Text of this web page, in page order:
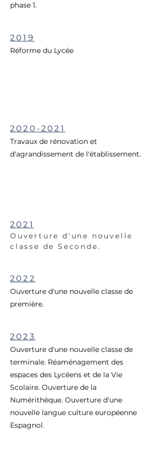
phase 1.
2019
Réforme du Lycée
2020-2021
Travaux de rénovation et
d'agrandissement de l'établissement.
2021
Ouverture d'une nouvelle
classe de Seconde.
2022
Ouverture d'une nouvelle classe de
première.
2023
Ouverture d'une nouvelle classe de
terminale. Réaménagement des
espaces des Lycéens et de la Vie
Scolaire. Ouverture de la
Numérithèque. Ouverture d'une
nouvelle langue culture européenne
Espagnol.